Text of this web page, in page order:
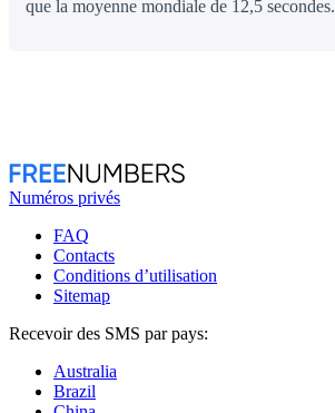
que la moyenne mondiale de 12,5 secondes.
Numéros privés
FAQ
Contacts
Conditions d’utilisation
Sitemap
Recevoir des SMS par pays:
Australia
Brazil